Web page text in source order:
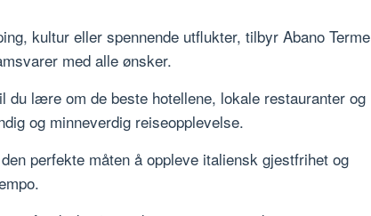
kultur eller spennende utflukter, tilbyr Abano Terme
med alle ønsker.
du lære om de beste hotellene, lokale restauranter og
og minneverdig reiseopplevelse.
perfekte måten å oppleve italiensk gjestfrihet og